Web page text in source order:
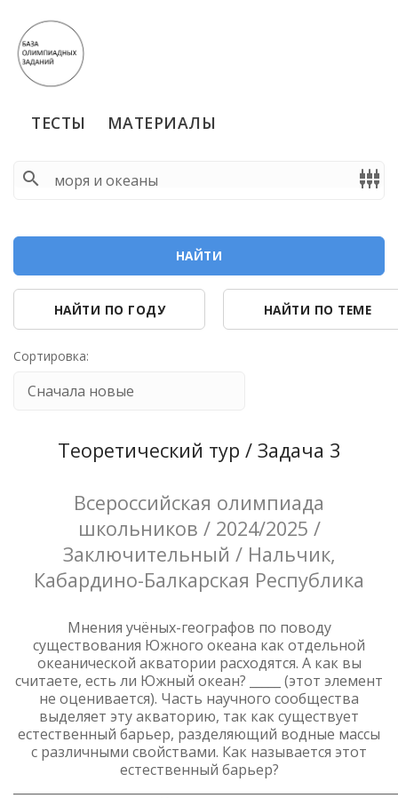
ТЕСТЫ МАТЕРИАЛЫ
search settings_input_component
НАЙТИ
НАЙТИ ПО ГОДУ НАЙТИ ПО ТЕМЕ
Сортировка:
Теоретический тур / Задача 3
Всероссийская олимпиада
школьников / 2024/2025 /
Заключительный / Нальчик,
Кабардино-Балкарская Республика
Мнения учёных-географов по поводу
существования Южного океана как отдельной
океанической акватории расходятся. А как вы
считаете, есть ли Южный океан? _____ (этот элемент
не оценивается). Часть научного сообщества
выделяет эту акваторию, так как существует
естественный барьер, разделяющий водные массы
с различными свойствами. Как называется этот
естественный барьер?